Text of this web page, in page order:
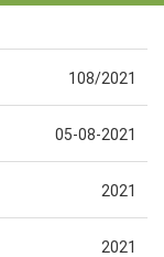
108/2021
05-08-2021
2021
2021